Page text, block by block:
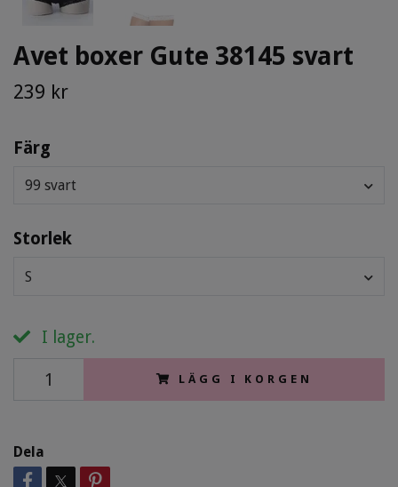
Avet boxer Gute 38145 svart
239 kr
Färg
99 svart
Storlek
S
I lager.
LÄGG I KORGEN
Dela